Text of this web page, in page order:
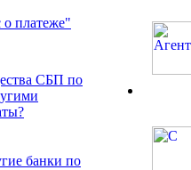
о платеже"
СБП по
банки по